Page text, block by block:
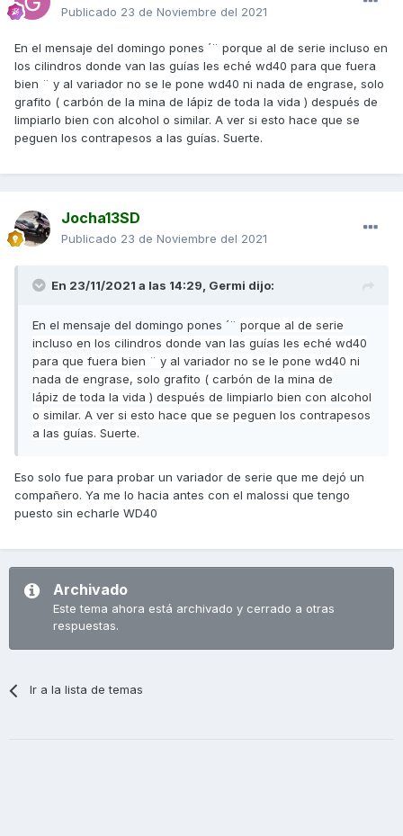
Publicado 23 de Noviembre del 2021
En el mensaje del domingo pones ´¨ porque al de serie incluso en
los cilindros donde van las guías les eché wd40 para que fuera
bien ¨ y al variador no se le pone wd40 ni nada de engrase, solo
grafito ( carbón de la mina de lápiz de toda la vida ) después de
limpiarlo bien con alcohol o similar. A ver si esto hace que se
peguen los contrapesos a las guías. Suerte.
Jocha13SD
Publicado 23 de Noviembre del 2021
En 23/11/2021 a las 14:29, Germi dijo:
En el mensaje del domingo pones ´¨ porque al de serie
incluso en los cilindros donde van las guías les eché wd40
para que fuera bien ¨ y al variador no se le pone wd40 ni
nada de engrase, solo grafito ( carbón de la mina de
lápiz de toda la vida ) después de limpiarlo bien con alcohol
o similar. A ver si esto hace que se peguen los contrapesos
a las guías. Suerte.
Eso solo fue para probar un variador de serie que me dejó un
compañero. Ya me lo hacia antes con el malossi que tengo
puesto sin echarle WD40
Archivado
Este tema ahora está archivado y cerrado a otras
respuestas.
Ir a la lista de temas